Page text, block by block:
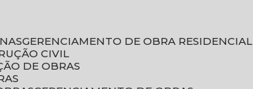
GERENCIAMENTO DE OBRA RESIDENCIAL
CIVIL
DE OBRAS